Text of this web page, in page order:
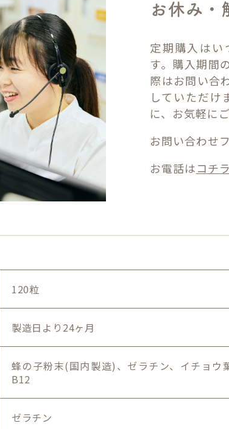
お休み・
定期購入はい
す。購入期間
際はお問い合
していただけ
に、お気軽に
お問い合わせ
お電話はコチラ
120粒
製造日より24ヶ月
蜂の子粉末(国内製造)、ゼラチン、イチョウ
B12
ゼラチン